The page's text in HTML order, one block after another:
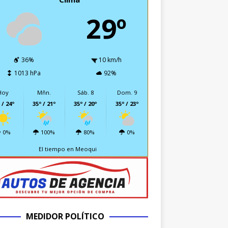
29º
36%
10 km/h
1013 hPa
92%
/ 24º
0%
Mñn.
35º / 21º
100%
Sáb. 8
35º / 20º
80%
Dom. 9
35º / 23º
0%
El tiempo en Meoqui
MEDIDOR POLÍTICO